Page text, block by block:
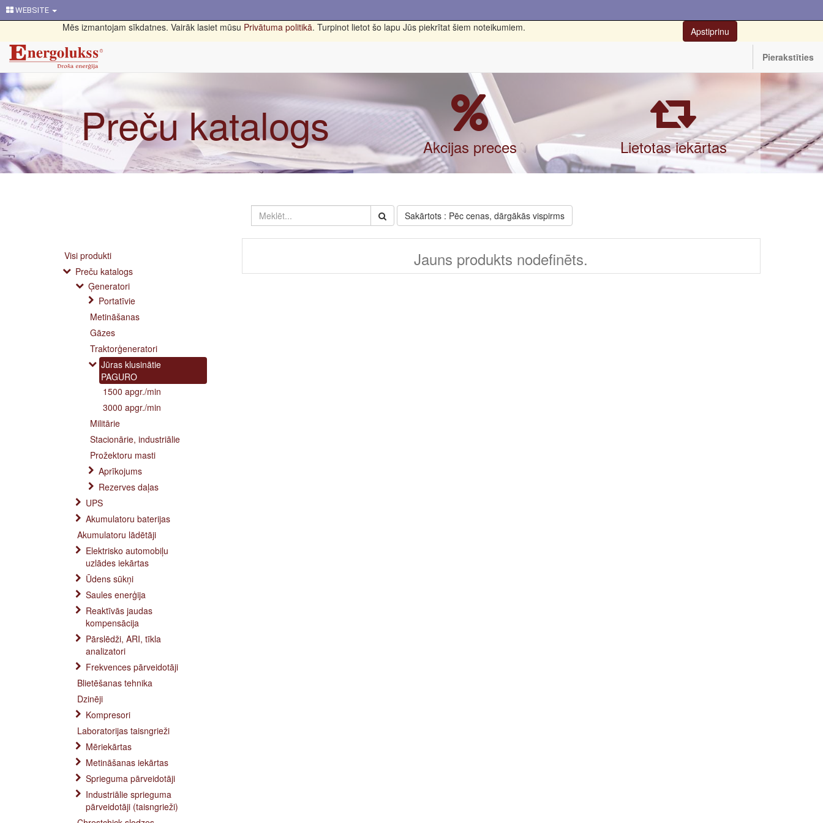
WEBSITE
Mēs izmantojam sīkdatnes. Vairāk lasiet mūsu Privātuma politikā. Turpinot lietot šo lapu Jūs piekrītat šiem noteikumiem. Apstiprinu
Pierakstīties
Preču katalogs Akcijas preces Lietotas iekārtas
Sakārtots : Pēc cenas, dārgākās vispirms
Visi produkti
Preču katalogs
Ģeneratori
Portatīvie
Metināšanas
Gāzes
Traktorģeneratori
Jūras klusinātie
PAGURO
1500 apgr./min
3000 apgr./min
Militārie
Stacionārie, industriālie
Prožektoru masti
Aprīkojums
Rezerves daļas
UPS
Akumulatoru baterijas
Akumulatoru lādētāji
Elektrisko automobiļu
uzlādes iekārtas
Ūdens sūkņi
Saules enerģija
Reaktīvās jaudas
kompensācija
Pārslēdži, ARI, tīkla
analizatori
Frekvences pārveidotāji
Blietēšanas tehnika
Dzinēji
Kompresori
Laboratorijas taisngrieži
Mēriekārtas
Metināšanas iekārtas
Sprieguma pārveidotāji
Industriālie sprieguma
pārveidotāji (taisngrieži)
Jauns produkts nodefinēts.